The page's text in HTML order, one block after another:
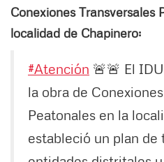
Conexiones Transversales
localidad de Chapinero:
#Atención 🚨🚨 El
la obra de
Peatonales en la
estableció un plan de